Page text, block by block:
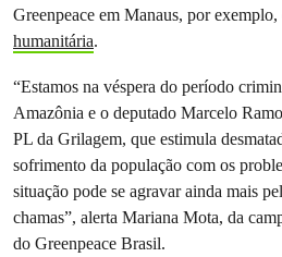
Greenpeace em Manaus, por exemplo,
humanitária.
“Estamos na véspera do período
Amazônia e o deputado Marcelo
PL da Grilagem, que estimula
sofrimento da população com os
situação pode se agravar ainda mais
chamas”, alerta Mariana Mota, da
do Greenpeace Brasil.